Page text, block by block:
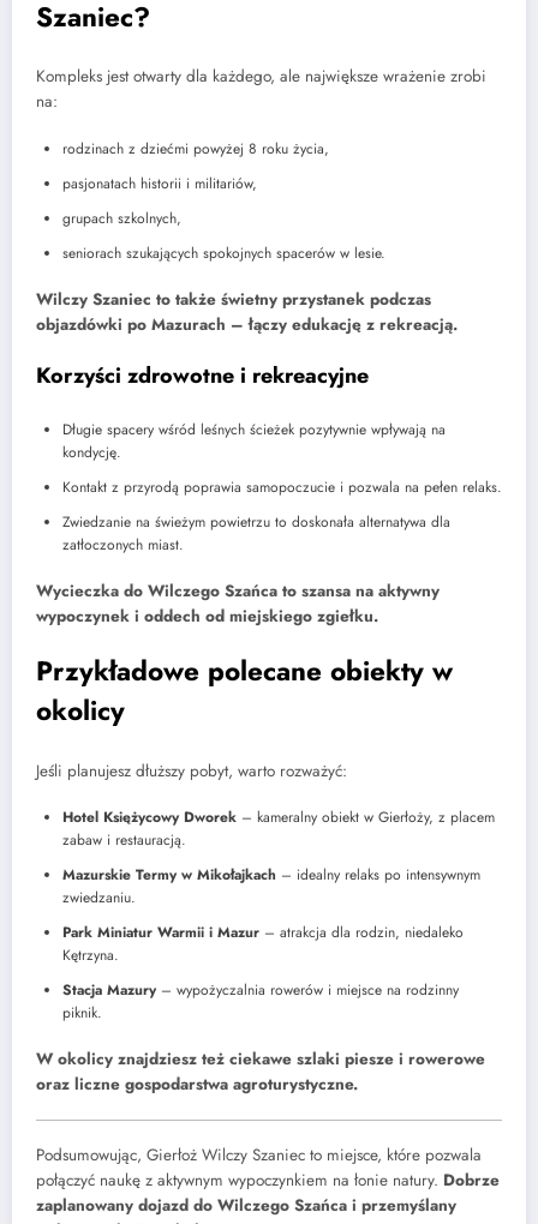
Szaniec?
Kompleks jest otwarty dla każdego, ale największe wrażenie zrobi
na:
rodzinach z dziećmi powyżej 8 roku życia,
pasjonatach historii i militariów,
grupach szkolnych,
seniorach szukających spokojnych spacerów w lesie.
Wilczy Szaniec to także świetny przystanek podczas
objazdówki po Mazurach – łączy edukację z rekreacją.
Korzyści zdrowotne i rekreacyjne
Długie spacery wśród leśnych ścieżek pozytywnie wpływają na
kondycję.
Kontakt z przyrodą poprawia samopoczucie i pozwala na pełen relaks.
Zwiedzanie na świeżym powietrzu to doskonała alternatywa dla
zatłoczonych miast.
Wycieczka do Wilczego Szańca to szansa na aktywny
wypoczynek i oddech od miejskiego zgiełku.
Przykładowe polecane obiekty w
okolicy
Jeśli planujesz dłuższy pobyt, warto rozważyć:
Hotel Księżycowy Dworek – kameralny obiekt w Gierłoży, z placem
zabaw i restauracją.
Mazurskie Termy w Mikołajkach – idealny relaks po intensywnym
zwiedzaniu.
Park Miniatur Warmii i Mazur – atrakcja dla rodzin, niedaleko
Kętrzyna.
Stacja Mazury– wypożyczalnia rowerów i miejsce na rodzinny
piknik.
W okolicy znajdziesz też ciekawe szlaki piesze i rowerowe
oraz liczne gospodarstwa agroturystyczne.
Podsumowując, Gierłoż Wilczy Szaniec to miejsce, które pozwala
połączyć naukę z aktywnym wypoczynkiem na łonie natury. Dobrze
zaplanowany dojazd do Wilczego Szańca i przemyślany